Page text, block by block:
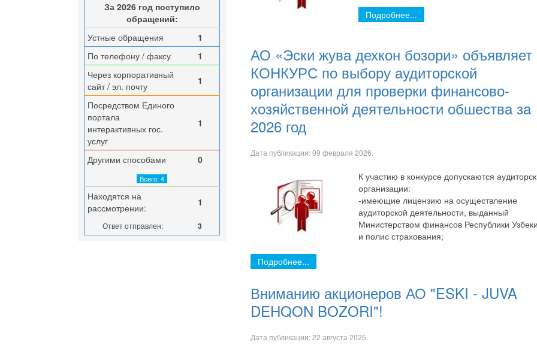
Подробнее...
АО «Эски жува дехкон бозори» объявляет
КОНКУРС по выбору аудиторской
организации для проверки финансово-
хозяйственной деятельности обшества за
2026 год
Дата публикации:09 февраля 2026
К участию в конкурсе допускаются
организации:
-имеющие лицензию на осуществление
аудиторской деятельности, выданный
Министерством финансов Республики
и полис страхования;
Подробнее...
Вниманию акционеров АО "ESKI - JUVA
DEHQON BOZORI"!
Дата публикации:22 августа 2025
За 2026 год поступило
обращений:
Устные обращения
1
По телефону / факсу
1
Через корпоративный
сайт / эл. почту
1
Посредством Единого
портала
интерактивных гос.
услуг
1
Другими способами 0
Всего: 4
Находятся на
рассмотрении:
1
Ответ отправлен: 3